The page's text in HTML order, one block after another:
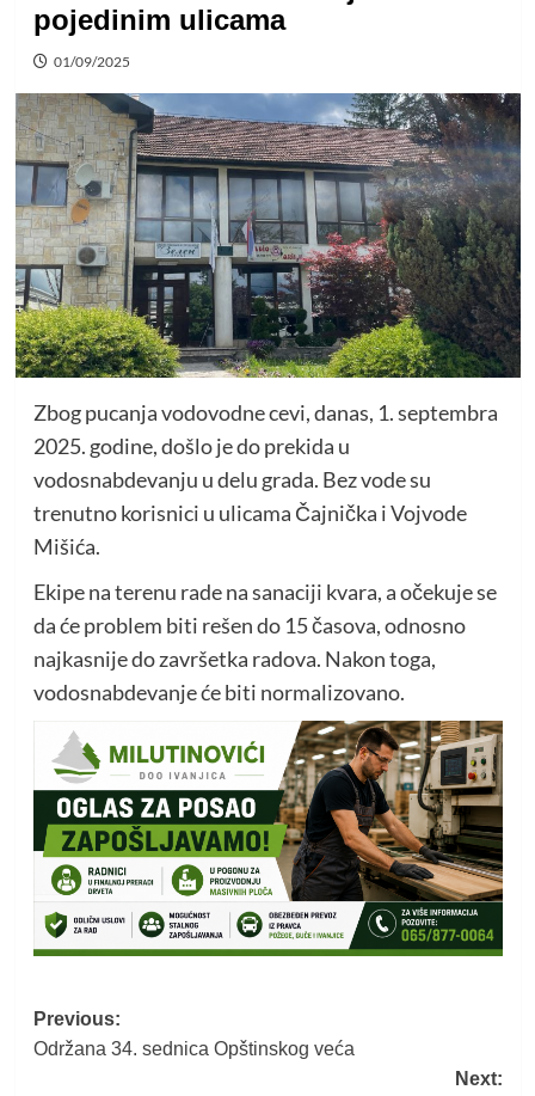
pojedinim ulicama
01/09/2025
Zbog pucanja vodovodne cevi, danas, 1. septembra
2025. godine, došlo je do prekida u
vodosnabdevanju u delu grada. Bez vode su
trenutno korisnici u ulicama Čajnička i Vojvode
Mišića.
Ekipe na terenu rade na sanaciji kvara, a očekuje se
da će problem biti rešen do 15 časova, odnosno
najkasnije do završetka radova. Nakon toga,
vodosnabdevanje će biti normalizovano.
Post
navigation
Previous:
Održana 34. sednica Opštinskog veća
Next: